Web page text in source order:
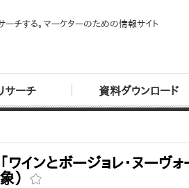
ーチする。マーケターのための情報サイト
サーチ 資料ダウンロード
「ワインとボージョレ・ヌー
象）